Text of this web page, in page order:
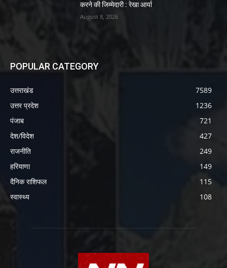
करने की जिम्मेदारी : रेखा आर्या
August 8, 2026
POPULAR CATEGORY
उत्तराखंड
7589
उत्तर प्रदेश
1236
पंजाब
721
देश/विदेश
427
राजनीति
249
हरियाणा
149
दैनिक राशिफल
115
स्वास्थ्य
108